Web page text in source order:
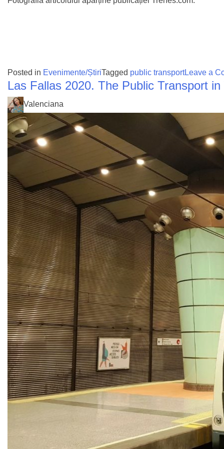
Posted in Evenimente/ȘtiriTagged public transportLeave a
Las Fallas 2020. The Public Transport
Valenciana